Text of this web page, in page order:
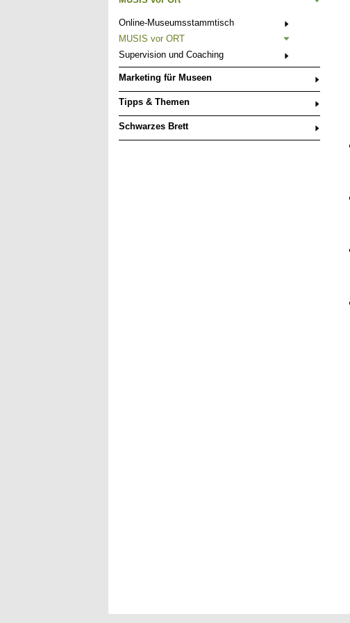
Online-Museumsstammtisch
MUSIS vor ORT
Supervision und Coaching
Marketing für Museen
Tipps & Themen
Schwarzes Brett